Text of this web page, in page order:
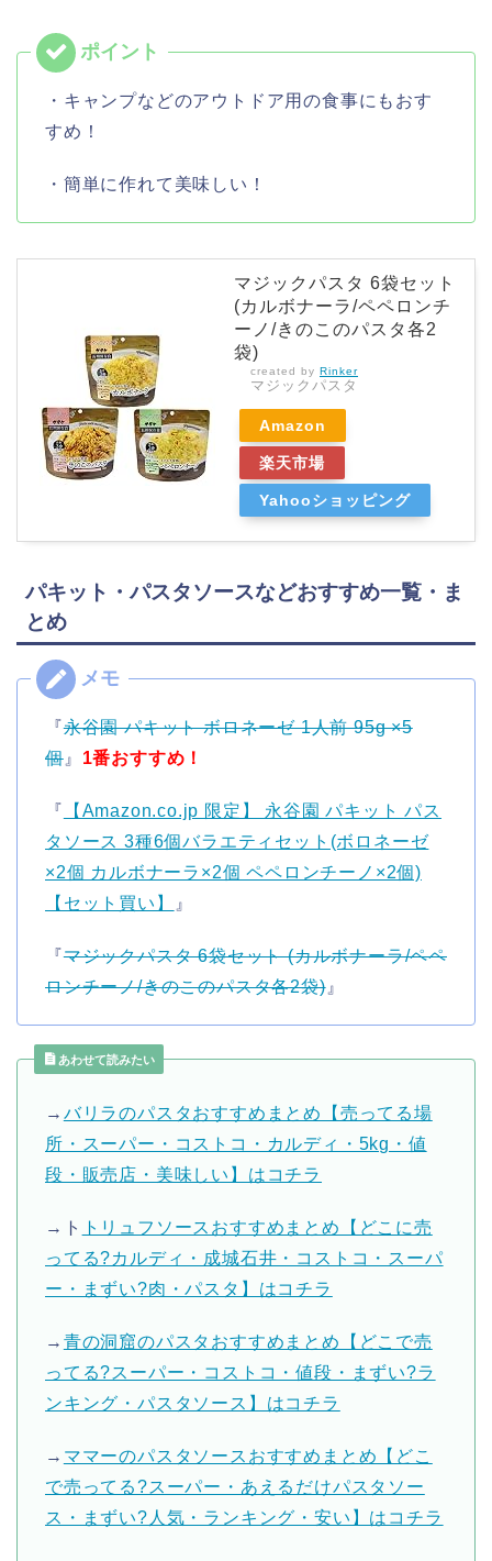
・キャンプなどのアウトドア用の食事にもおす
すめ！
・簡単に作れて美味しい！
マジックパスタ 6袋セット
(カルボナーラ/ペペロンチ
ーノ/きのこのパスタ各2
袋)
created by Rinker
マジックパスタ
Amazon
楽天市場
Yahooショッピング
パキット・パスタソースなどおすすめ一覧・ま
とめ
『永谷園 パキット ボロネーゼ 1人前 95g ×5
個』 1番おすすめ！
『
【Amazon.co.jp 限定】 永谷園 パキット パス
タソース 3種6個バラエティセット(ボロネーゼ
×2個 カルボナーラ×2個 ペペロンチーノ×2個)
【セット買い】
』
『マジックパスタ 6袋セット (カルボナーラ/ペペ
ロンチーノ/きのこのパスタ各2袋)』
あわせて読みたい
→ バリラのパスタおすすめまとめ【売ってる場
所・スーパー・コストコ・カルディ・5kg・値
段・販売店・美味しい】はコチラ
→ト
トリュフソースおすすめまとめ【どこに売
ってる?カルディ・成城石井・コストコ・スーパ
ー・まずい?肉・パスタ】はコチラ
→ 青の洞窟のパスタおすすめまとめ【どこで売
ってる?スーパー・コストコ・値段・まずい?ラ
ンキング・パスタソース】はコチラ
→ ママーのパスタソースおすすめまとめ【どこ
で売ってる?スーパー・あえるだけパスタソー
ス・まずい?人気・ランキング・安い】はコチラ